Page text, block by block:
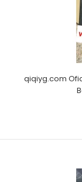
qiqiyg.com